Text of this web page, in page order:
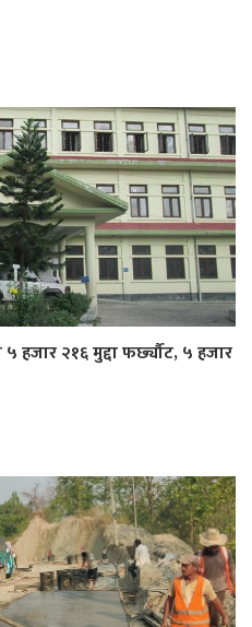
हजार २१६ मुद्दा फर्छ्यौट, ५ हजार